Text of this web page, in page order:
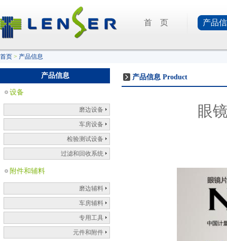
首 页 产品
首页 > 产品信息
产品信息
设备
磨边设备
车房设备
检验测试设备
过滤和回收系统
附件和辅料
磨边辅料
车房辅料
专用工具
元件和附件
产品信息 Product
眼